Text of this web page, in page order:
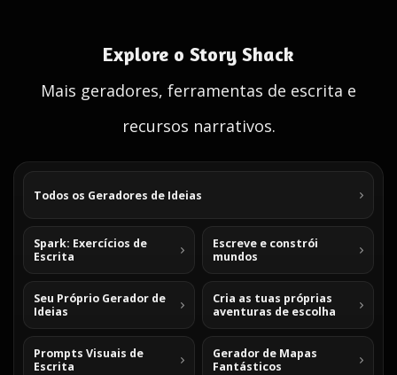
Explore o Story Shack
Mais geradores, ferramentas de escrita e
recursos narrativos.
Todos os Geradores de Ideias
Spark: Exercícios de
Escrita
Escreve e constrói
mundos
Seu Próprio Gerador de
Ideias
Cria as tuas próprias
aventuras de escolha
Prompts Visuais de
Escrita
Gerador de Mapas
Fantásticos